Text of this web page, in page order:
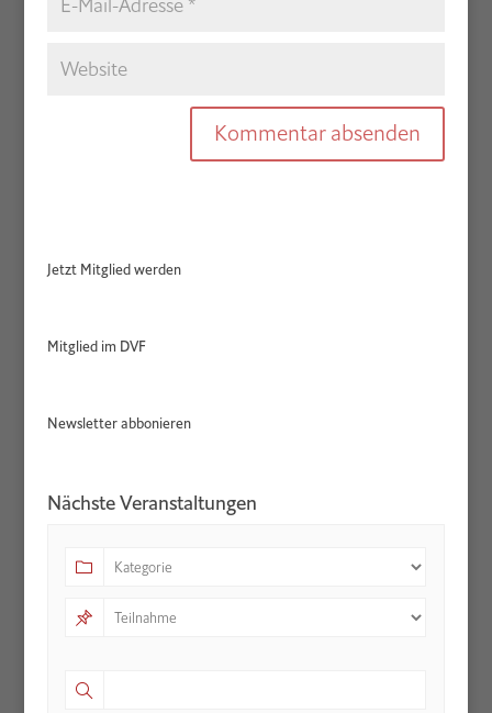
Jetzt Mitglied werden
Mitglied im DVF
Newsletter abbonieren
Nächste Veranstaltungen